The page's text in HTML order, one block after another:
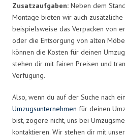
Zusatzaufgaben: Neben dem
Montage bieten wir auch
beispielsweise das Verpacken von
oder die Entsorgung von alten
können die Kosten für deinen
stehen dir mit fairen Preisen und
Verfügung.
Also, wenn du auf der Suche nach
Umzugsunternehmen für deinen
bist, zögere nicht, uns bei
kontaktieren. Wir stehen dir mit